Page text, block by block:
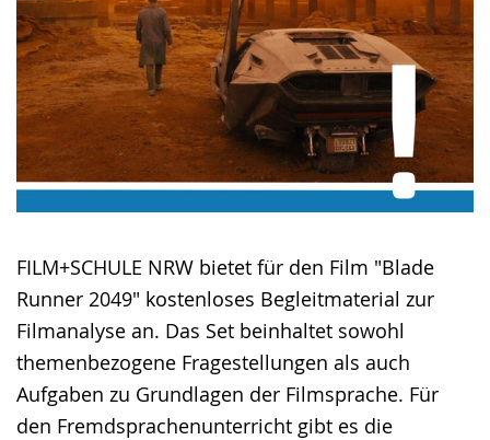
FILM+SCHULE NRW bietet für den Film "Blade
Runner 2049" kostenloses Begleitmaterial zur
Filmanalyse an. Das Set beinhaltet sowohl
themenbezogene Fragestellungen als auch
Aufgaben zu Grundlagen der Filmsprache. Für
den Fremdsprachenunterricht gibt es die